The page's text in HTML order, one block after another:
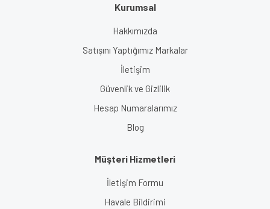
Kurumsal
Hakkımızda
Satışını Yaptığımız Markalar
İletişim
Güvenlik ve Gizlilik
Hesap Numaralarımız
Blog
Müşteri Hizmetleri
İletişim Formu
Havale Bildirimi